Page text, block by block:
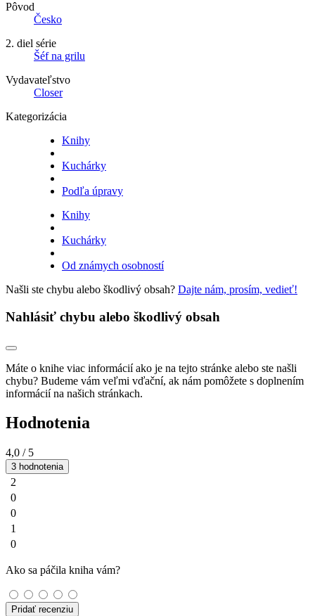
Pôvod
Česko
2. diel série
Šéf na grilu
Vydavateľstvo
Closer
Kategorizácia
Knihy
Kuchárky
Podľa úpravy
Knihy
Kuchárky
Od známych osobností
Našli ste chybu alebo škodlivý obsah? Dajte nám, prosím, vedieť!
Nahlásiť chybu alebo škodlivý obsah
Máte o knihe viac informácií ako je na tejto stránke alebo ste našli
chybu? Budeme vám veľmi vďační, ak nám pomôžete s doplnením
informácií na našich stránkach.
Hodnotenia
4,0 / 5
3 hodnotenia
2
0
0
1
0
Ako sa páčila kniha vám?
Pridať recenziu